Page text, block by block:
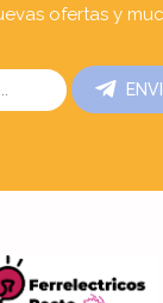
ofertas y